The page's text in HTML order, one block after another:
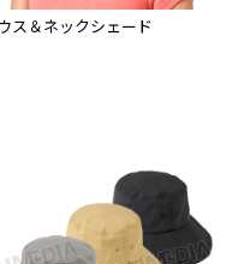
ス＆ネックシェード